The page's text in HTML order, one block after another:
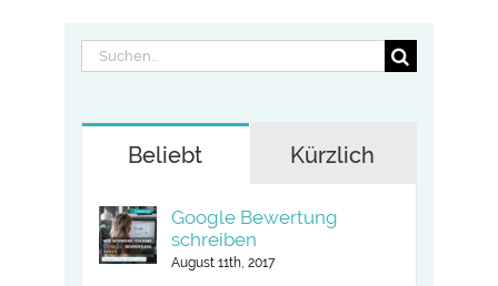
Suche
nach:
Beliebt Kürzlich
Google Bewertung
schreiben
August 11th, 2017